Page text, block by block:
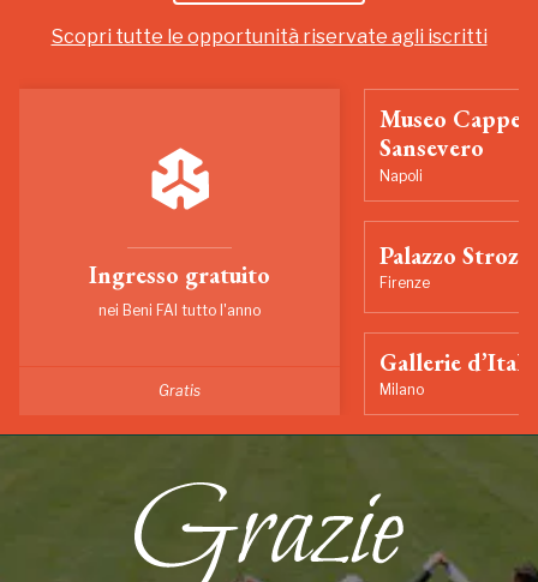
Scopri tutte le opportunità riservate agli iscritti
Ingresso gratuito
nei Beni FAI tutto l'anno
Gratis
Museo
Sansevero
Napoli
Palazzo Strozzi
Firenze
Gallerie
Milano